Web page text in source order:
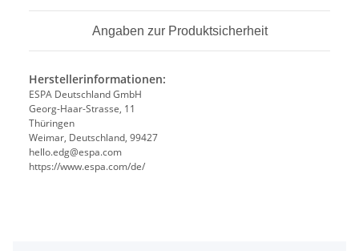
Angaben zur Produktsicherheit
Herstellerinformationen:
ESPA Deutschland GmbH
Georg-Haar-Strasse, 11
Thüringen
Weimar, Deutschland, 99427
hello.edg@espa.com
https://www.espa.com/de/